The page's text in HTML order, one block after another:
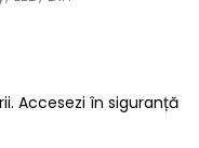
Accesezi în siguranță